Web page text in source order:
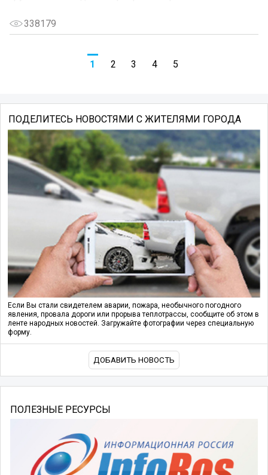
338179
1 2 3 4 5
ПОДЕЛИТЕСЬ НОВОСТЯМИ С ЖИТЕЛЯМИ ГОРОДА
Если Вы стали свидетелем аварии, пожара, необычного погодного
явления, провала дороги или прорыва теплотрассы, сообщите об этом в
ленте народных новостей. Загружайте фотографии через специальную
форму.
ДОБАВИТЬ НОВОСТЬ
ПОЛЕЗНЫЕ РЕСУРСЫ